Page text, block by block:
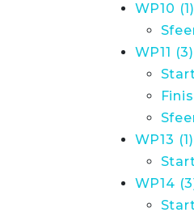
WP10
WP11
WP13
WP14